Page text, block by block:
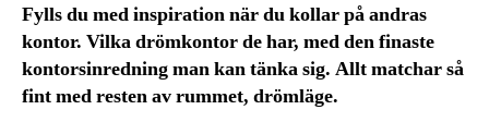
Fylls du med inspiration när du kollar på andras
kontor. Vilka drömkontor de har, med den finaste
kontorsinredning man kan tänka sig. Allt matchar så
fint med resten av rummet, drömläge.